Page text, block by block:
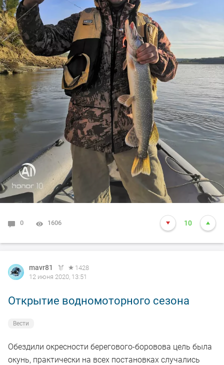
0 1606 10
mavr81
1428
12 июня 2020, 13:51
Открытие водномоторного сезона
Вести
Обездили окресности берегового-боровова цель была
окунь, практически на всех постановках случались